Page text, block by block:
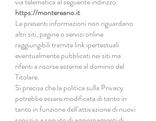
https://montereano.it
Le presenti informazioni non riguardano
altri siti, pagine o servizi online
raggiungibili tramite link ipertestuali
eventualmente pubblicati nei siti ma
riferiti a risorse esterne al dominio del
Titolare.
Si precisa che la politica sulla Privacy
potrebbe essere modificata di tanto in
tanto in funzione dell’attivazione di nuovi